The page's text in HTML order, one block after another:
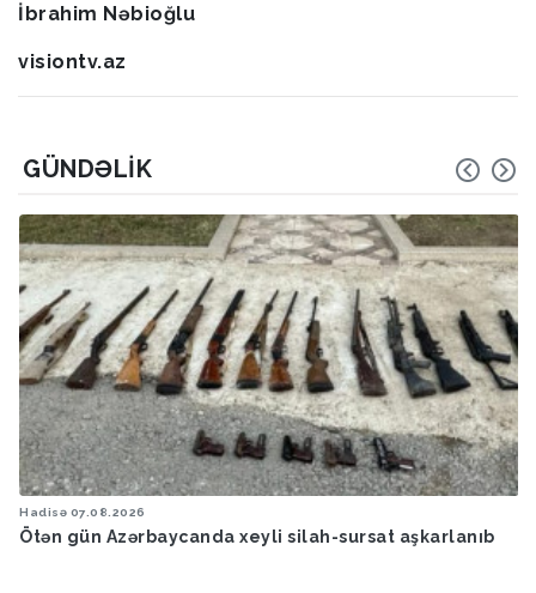
İbrahim Nəbioğlu
visiontv.az
GÜNDƏLIK
Hadisə 07.08.2026
Ötən gün Azərbaycanda xeyli silah-sursat aşkarlanıb